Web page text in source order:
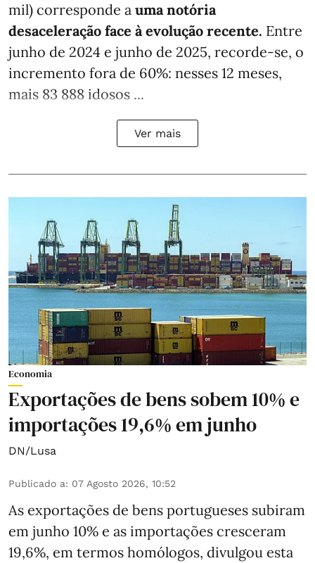
mil) corresponde a uma notória
desaceleração face à evolução recente. Entre
junho de 2024 e junho de 2025, recorde-se, o
incremento fora de 60%: nesses 12 meses,
mais 83 888 idosos ...
Ver mais
Economia
Exportações de bens sobem 10% e
importações 19,6% em junho
DN/Lusa
Publicado a: 07 Agosto 2026, 10:52
As exportações de bens portugueses subiram
em junho 10% e as importações cresceram
19,6%, em termos homólogos, divulgou esta